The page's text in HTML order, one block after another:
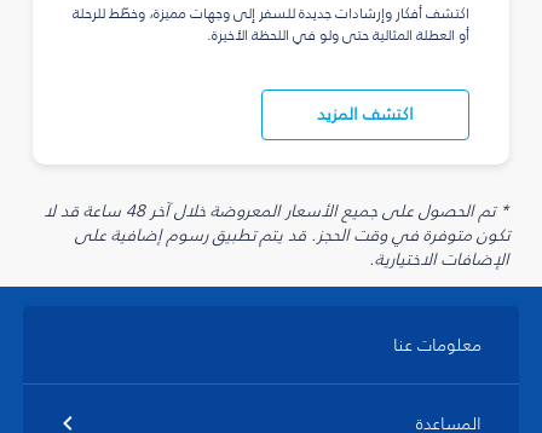
اكتشف أفكار وإرشادات جديدة للسفر إلى وجهات مميزة، وخطّط للرحلة
أو العطلة المثالية حتى ولو في اللحظة الأخيرة.
اكتشف المزيد
* تم الحصول على جميع الأسعار المعروضة خلال آخر 48 ساعة قد لا
تكون متوفرة في وقت الحجز. قد يتم تطبيق رسوم إضافية على
الإضافات الاختيارية.
معلومات عنا
المساعدة